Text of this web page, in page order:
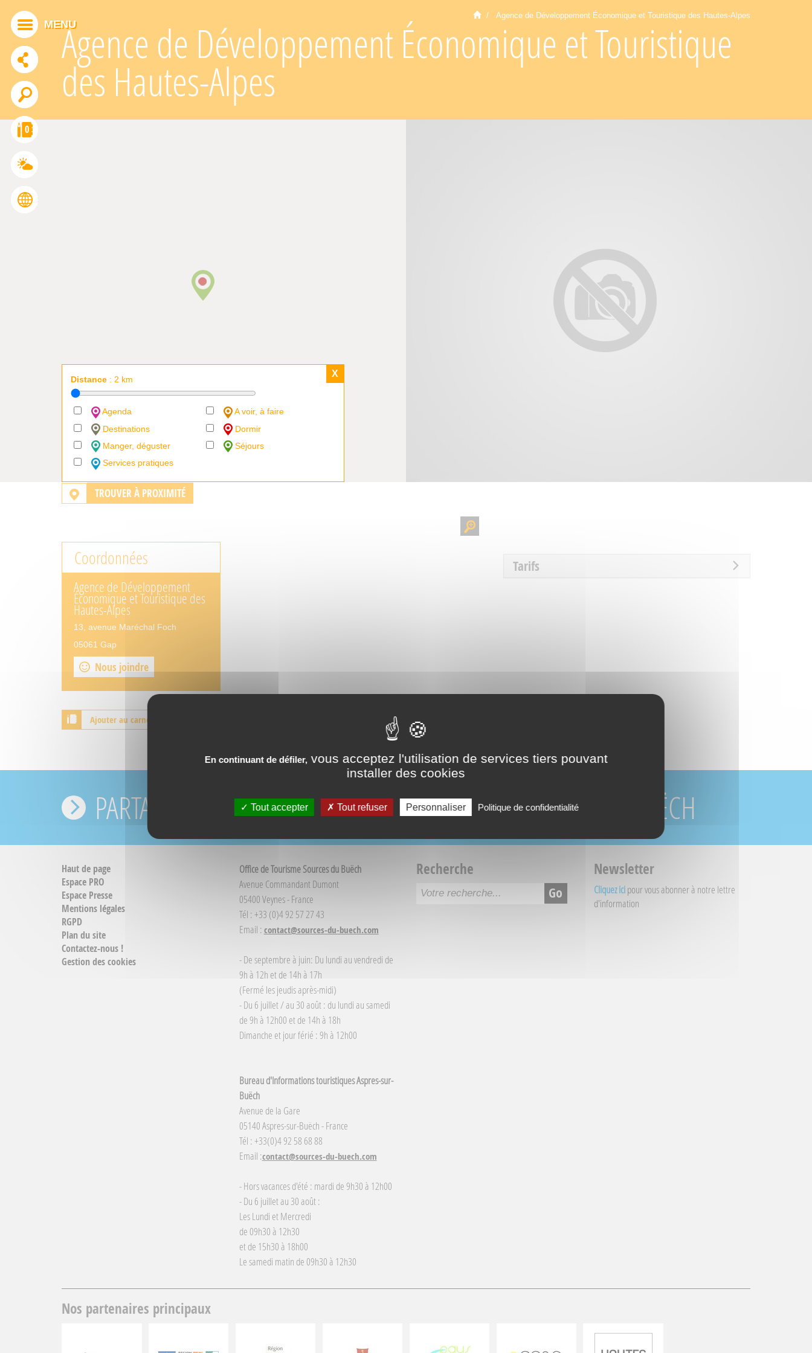
Agence de Développement Économique et Touristique des Hautes-Alpes
Agence de Développement Économique et Touristique
des Hautes-Alpes
TROUVER À PROXIMITÉ
X
Distance : 2 km
Agenda
A voir, à faire
Destinations
Dormir
Manger, déguster
Séjours
Services pratiques
Coordonnées
Agence de Développement
Économique et Touristique des
Hautes-Alpes
13, avenue Maréchal Foch
05061 Gap
Nous joindre
Ajouter au carnet de voyage
Tarifs
PARTAGEZ VOS EXPÉRIENCES VÉCUES AUX SOURCES DU BUËCH
Haut de page
Espace PRO
Espace Presse
Mentions légales
RGPD
Plan du site
Contactez-nous !
Gestion des cookies
Office de Tourisme Sources du Buëch
Avenue Commandant Dumont
05400 Veynes - France
Tél : +33 (0)4 92 57 27 43
Email :contact@sources-du-buech.com
- De septembre à juin: Du lundi au vendredi de
9h à 12h et de 14h à 17h
(Fermé les jeudis après-midi)
- Du 6 juillet / au 30 août : du lundi au samedi
de 9h à 12h00 et de 14h à 18h
Dimanche et jour férié : 9h à 12h00
Bureau d'Informations touristiques Aspres-sur-
Buëch
Avenue de la Gare
05140 Aspres-sur-Buëch - France
Tél : +33(0)4 92 58 68 88
Email :contact@sources-du-buech.com
- Hors vacances d'été : mardi de 9h30 à 12h00
- Du 6 juillet au 30 août :
Les Lundi et Mercredi
de 09h30 à 12h30
et de 15h30 à 18h00
Le samedi matin de 09h30 à 12h30
Recherche Newsletter
Cliquez icipour vous abonner à notre lettre
d'information
Nos partenaires principaux
MENU
ADDTHIS EST DÉSACTIVÉ. Autoriser
0
FRANÇAIS
En continuant de défiler,vous acceptez l'utilisation de services tiers pouvant
installer des cookies
Tout accepter Tout refuser Personnaliser Politique de confidentialité